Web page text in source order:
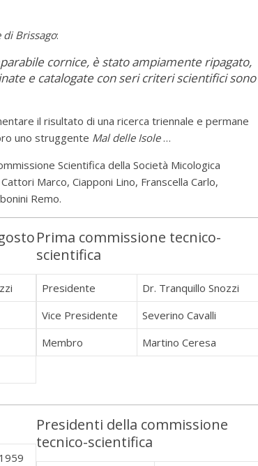
Brissago:
cornice, è stato ampiamente ripagato,
e catalogate con seri criteri scientifici sono
il risultato di una ricerca triennale e permane
uno struggente Mal delle Isole…
Scientifica della Società Micologica
Marco, Ciapponi Lino, Franscella Carlo,
Remo.
Prima commissione tecnico-
scientifica
Presidente
Dr. Tranquillo Snozzi
Vice Presidente
Severino Cavalli
Membro
Martino Ceresa
Presidenti della commissione
tecnico-scientifica